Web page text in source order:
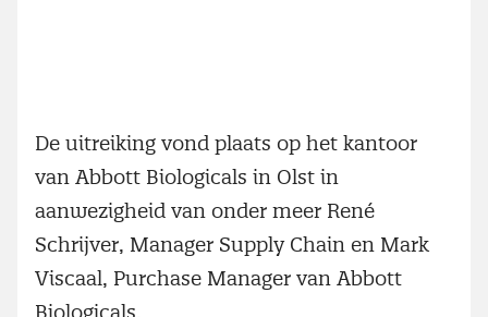
De uitreiking vond plaats op het kantoor
van Abbott Biologicals in Olst in
aanwezigheid van onder meer René
Schrijver, Manager Supply Chain en Mark
Viscaal, Purchase Manager van Abbott